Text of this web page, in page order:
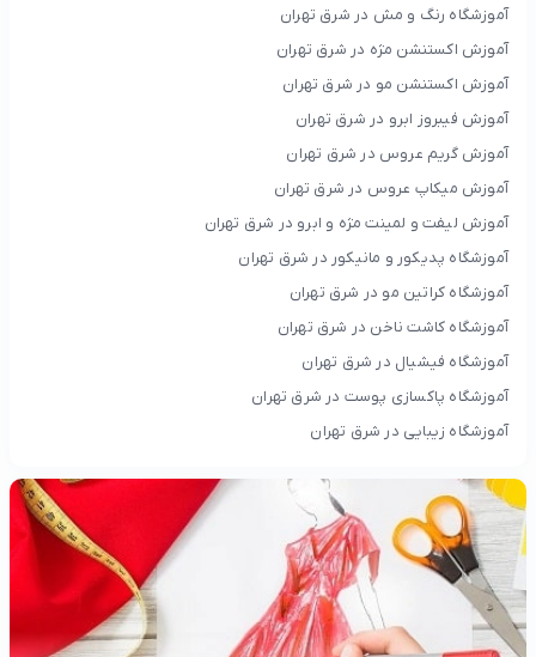
آموزشگاه رنگ و مش در شرق تهران
آموزش اکستنشن مژه در شرق تهران
آموزش اکستنشن مو در شرق تهران
آموزش فیبروز ابرو در شرق تهران
آموزش گریم عروس در شرق تهران
آموزش میکاپ عروس در شرق تهران
آموزش لیفت و لمینت مژه و ابرو در شرق تهران
آموزشگاه پدیکور و مانیکور در شرق تهران
آموزشگاه کراتین مو در شرق تهران
آموزشگاه کاشت ناخن در شرق تهران
آموزشگاه فیشیال در شرق تهران
آموزشگاه پاکسازی پوست در شرق تهران
آموزشگاه زیبایی در شرق تهران